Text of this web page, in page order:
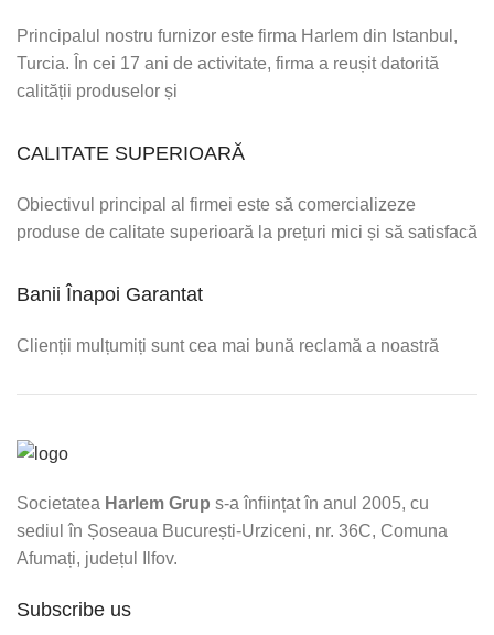
Principalul nostru furnizor este firma Harlem din Istanbul,
Turcia. În cei 17 ani de activitate, firma a reușit datorită
calității produselor și
CALITATE SUPERIOARĂ
Obiectivul principal al firmei este să comercializeze
produse de calitate superioară la prețuri mici și să satisfacă
Banii Înapoi Garantat
Clienții mulțumiți sunt cea mai bună reclamă a noastră
Societatea Harlem Grup s-a înființat în anul 2005, cu
sediul în Șoseaua București-Urziceni, nr. 36C, Comuna
Afumați, județul Ilfov.
Subscribe us